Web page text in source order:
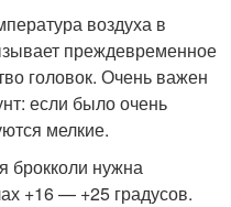
воздуха в
преждевременное
головок. Очень важен
если было очень
мелкие.
брокколи нужна
+16 — +25 градусов.